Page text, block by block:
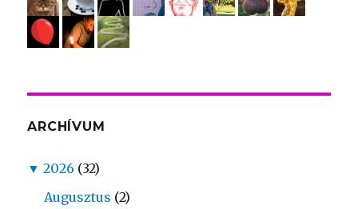
ARCHÍVUM
▼ 2026 (32)
Augusztus (2)